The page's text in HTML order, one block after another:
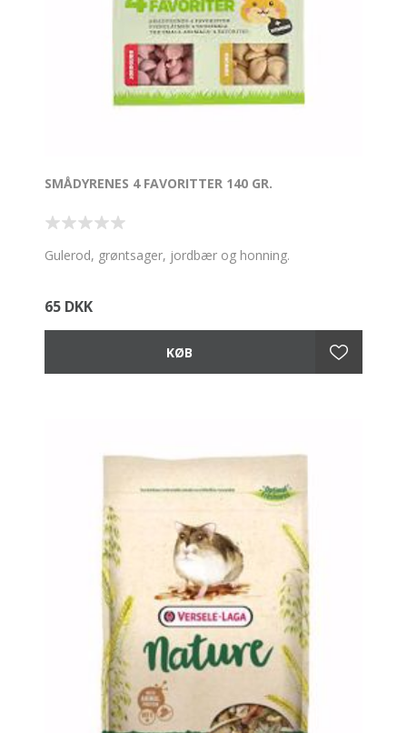
SMÅDYRENES 4 FAVORITTER 140 GR.
Gulerod, grøntsager, jordbær og honning.
65 DKK